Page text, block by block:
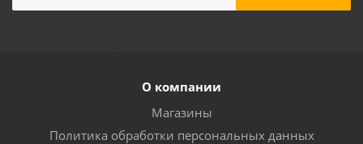
О компании
Магазины
Политика обработки персональных данных